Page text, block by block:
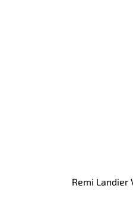
Remi Landier